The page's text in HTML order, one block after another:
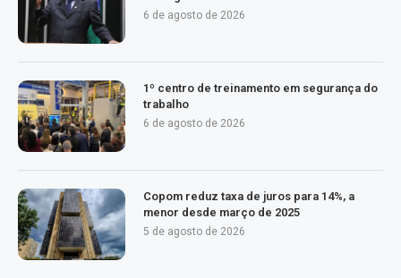
6 de agosto de 2026
1º centro de treinamento em segurança do
trabalho
6 de agosto de 2026
Copom reduz taxa de juros para 14%, a
menor desde março de 2025
5 de agosto de 2026